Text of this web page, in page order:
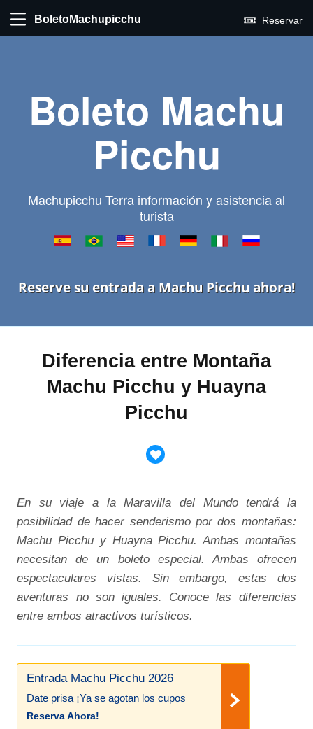
BoletoMachupicchu Reservar
Boleto Machu
Picchu
Machupicchu Terra información y asistencia al
turista
Reserve su entrada a Machu Picchu ahora!
Diferencia entre Montaña
Machu Picchu y Huayna
Picchu
En su viaje a la Maravilla del Mundo tendrá la
posibilidad de hacer senderismo por dos montañas:
Machu Picchu y Huayna Picchu. Ambas montañas
necesitan de un boleto especial. Ambas ofrecen
espectaculares vistas. Sin embargo, estas dos
aventuras no son iguales. Conoce las diferencias
entre ambos atractivos turísticos.
Entrada Machu Picchu 2026
Date prisa ¡Ya se agotan los cupos
Reserva Ahora!